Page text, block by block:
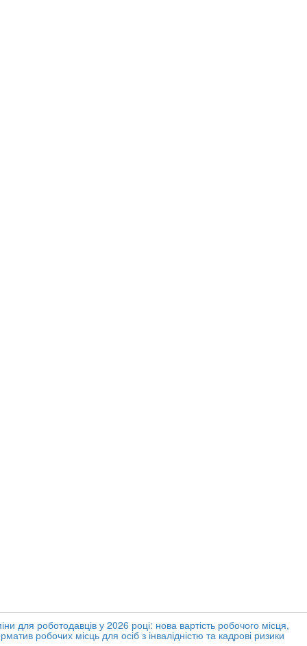
для роботодавців у 2026 році: нова вартість робочого місця,
робочих місць для осіб з інвалідністю та кадрові ризики